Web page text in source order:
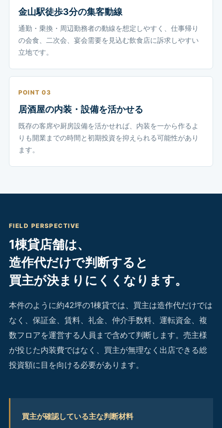
金山駅徒歩3分の集客動線
通勤・乗換・周辺勤務者の動線を想定しやすく、仕事帰り
の会食、二次会、宴会需要を見込む飲食店に訴求しやすい
立地です。
POINT 03
居酒屋の内装・設備を活かせる
既存の客席や厨房設備を活かせれば、内装を一から作るよ
りも開業までの時間と初期投資を抑えられる可能性があり
ます。
FIELD PERSPECTIVE
1棟貸店舗は、
造作代だけで判断すると
買主が決まりにくくなります。
本件のように約42坪の1棟貸では、買主は造作代だけでは
なく、保証金、賃料、礼金、仲介手数料、運転資金、複
数フロアを運営する人員まで含めて判断します。売主様
が投じた内装費ではなく、買主が無理なく出店できる総
投資額に目を向ける必要があります。
買主が確認している主な判断材料